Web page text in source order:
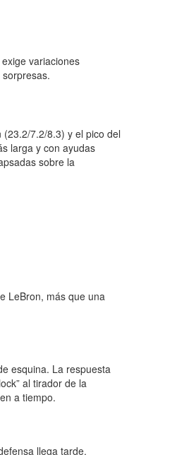
variaciones
7.2/8.3) y el pico del
larga y con ayudas
sobre la
LeBron, más que una
esquina. La respuesta
al tirador de la
a tiempo.
llega tarde.